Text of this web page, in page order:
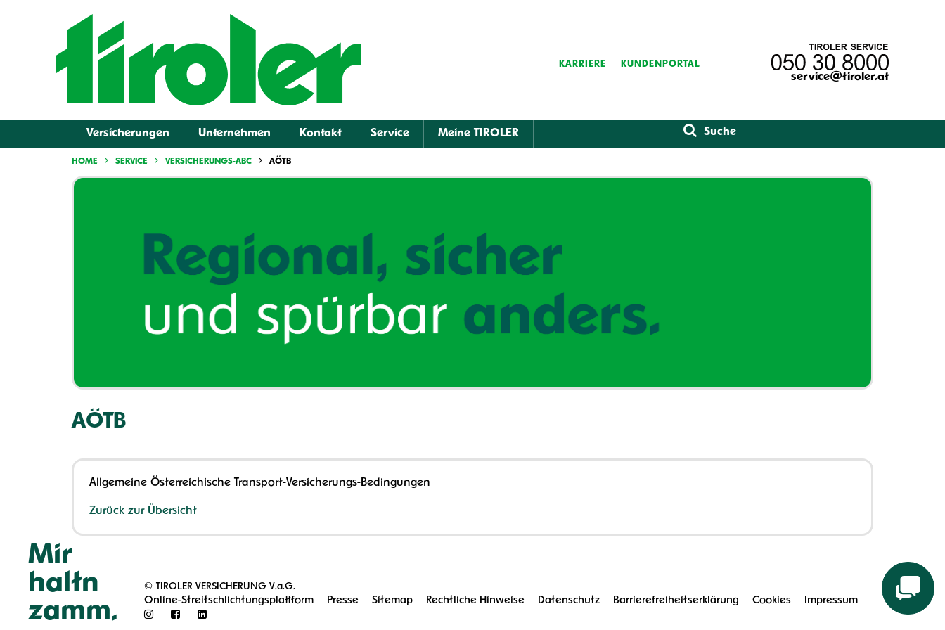
service@tiroler.at
KARRIERE KUNDENPORTAL
Versicherungen Unternehmen Kontakt Service Meine TIROLER
HOME SERVICE VERSICHERUNGS-ABC AÖTB
AÖTB
Allgemeine Österreichische Transport-Versicherungs-Bedingungen
Zurück zur Übersicht
Mir
haltn
zamm.
© TIROLER VERSICHERUNG V.a.G.
Online-Streitschlichtungsplattform
Presse Sitemap Rechtliche Hinweise Datenschutz Barrierefreiheitserklärung Cookies Impressum